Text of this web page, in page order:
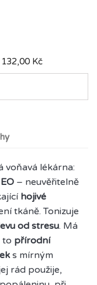
132,00 Kč
voňavá lékárna:
– neuvěřitelně
hojivé
tkáně. Tonizuje
od stresu. Má
to přírodní
s mírným
rád použije,